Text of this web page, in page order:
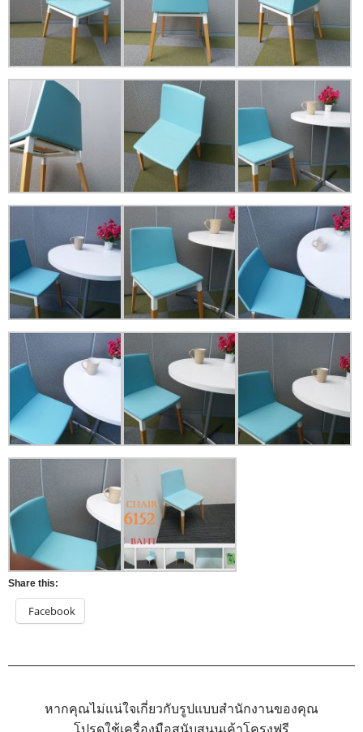
Share this:
Facebook
หากคุณไม่แน่ใจเกี่ยวกับรูปแบบสำนักงานของคุณ